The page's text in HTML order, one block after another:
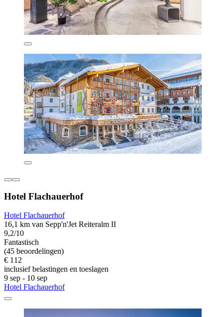
Hotel Flachauerhof
Hotel Flachauerhof
16,1 km van Sepp'n'Jet Reiteralm II
9,2/10
Fantastisch
(45 beoordelingen)
€ 112
inclusief belastingen en toeslagen
9 sep - 10 sep
Hotel Flachauerhof